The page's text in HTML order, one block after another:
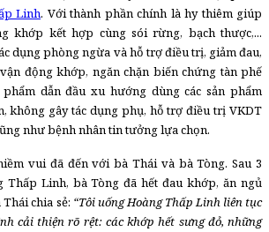
Linh. Với thành phần chính là hy thiêm giúp
khớp kết hợp cùng sói rừng, bạch thược,...
dụng phòng ngừa và hỗ trợ điều trị, giảm đau,
động khớp, ngăn chặn biến chứng tàn phế
dẫn đầu xu hướng dùng các sản phẩm
không gây tác dụng phụ, hỗ trợ điều trị VKDT
như bệnh nhân tin tưởng lựa chọn.
vui đã đến với bà Thái và bà Tòng. Sau 3
Thấp Linh, bà Tòng đã hết đau khớp, ăn ngủ
chia sẻ: “Tôi uống Hoàng Thấp Linh liên tục
cải thiện rõ rệt: các khớp hết sưng đỏ, những